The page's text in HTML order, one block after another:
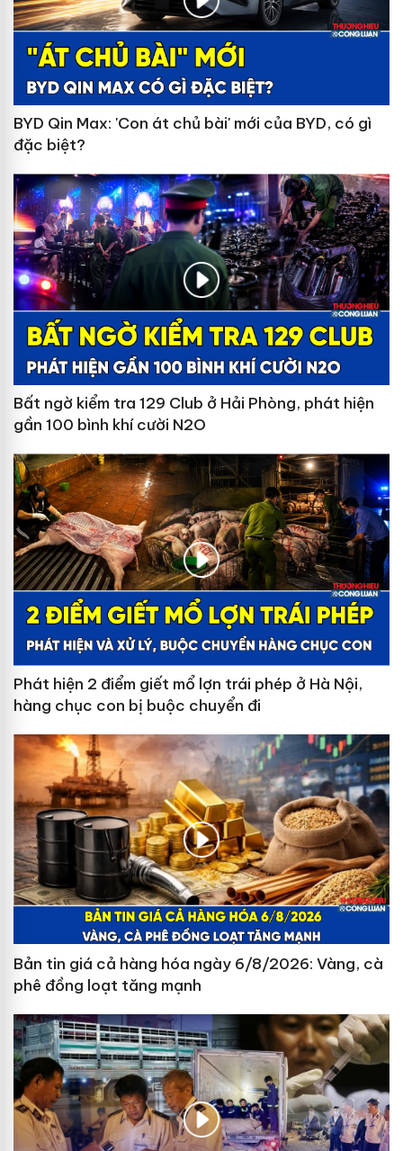
BYD Qin Max: 'Con át chủ bài' mới của BYD, có gì
đặc biệt?
Bất ngờ kiểm tra 129 Club ở Hải Phòng, phát hiện
gần 100 bình khí cười N2O
Phát hiện 2 điểm giết mổ lợn trái phép ở Hà Nội,
hàng chục con bị buộc chuyển đi
Bản tin giá cả hàng hóa ngày 6/8/2026: Vàng, cà
phê đồng loạt tăng mạnh